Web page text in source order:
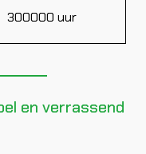
300000 uur
en verrassend